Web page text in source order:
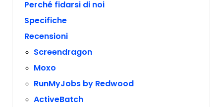
Perché fidarsi di noi
Specifiche
Recensioni
Screendragon
Moxo
RunMyJobs by Redwood
ActiveBatch